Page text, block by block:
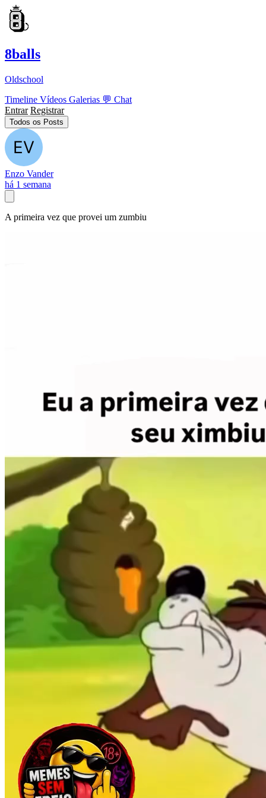
8balls
Oldschool
Timeline Vídeos Galerias 💬 Chat
Entrar Registrar
Todos os Posts
Enzo Vander
há 1 semana
A primeira vez que provei um zumbiu